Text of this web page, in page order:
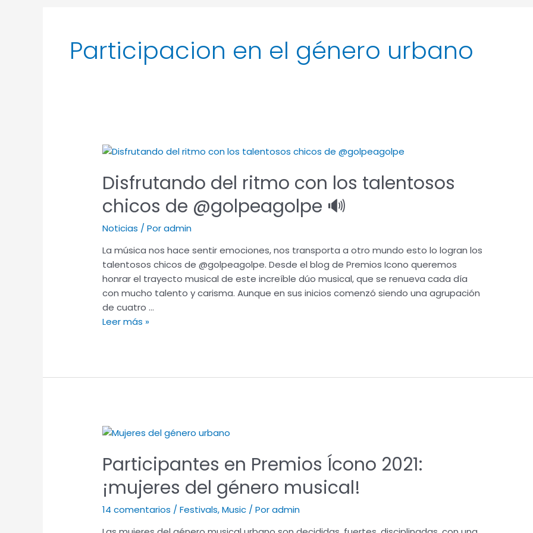
Participacion en el género urbano
Disfrutando del ritmo con los talentosos
chicos de @golpeagolpe 🔊
Noticias / Poradmin
La música nos hace sentir emociones, nos transporta a otro mundo esto lo logran los
talentosos chicos de @golpeagolpe. Desde el blog de Premios Icono queremos
honrar el trayecto musical de este increíble dúo musical, que se renueva cada día
con mucho talento y carisma. Aunque en sus inicios comenzó siendo una agrupación
de cuatro …
Disfrutando
ritmo
con
los
talentosos
de
@golpeagolpe
🔊
Leer más »
Participantes en Premios Ícono 2021:
¡mujeres del género musical!
14 comentarios /Festivals,Music / Poradmin
Participantes
Premios
Ícono
2021:
¡mujeres
del